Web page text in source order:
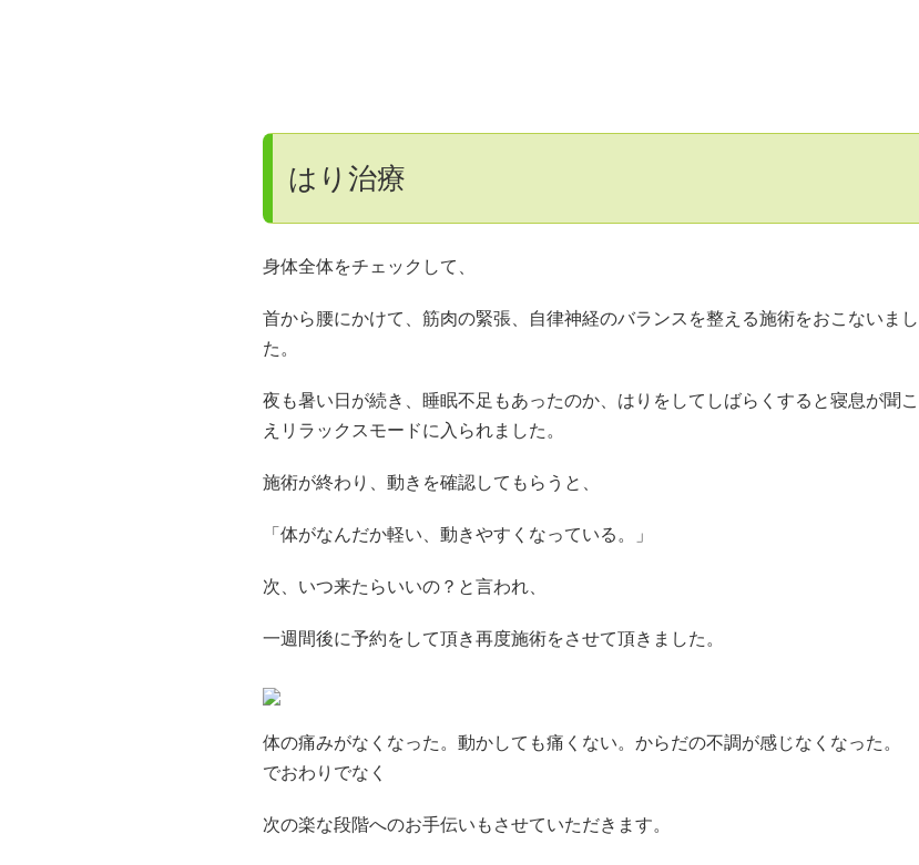
はり治療
身体全体をチェックして、
首から腰にかけて、筋肉の緊張、自律神経のバランスを整える施術をおこないまし
た。
夜も暑い日が続き、睡眠不足もあったのか、はりをしてしばらくすると寝息が聞こ
えリラックスモードに入られました。
施術が終わり、動きを確認してもらうと、
「体がなんだか軽い、動きやすくなっている。」
次、いつ来たらいいの？と言われ、
一週間後に予約をして頂き再度施術をさせて頂きました。
体の痛みがなくなった。動かしても痛くない。からだの不調が感じなくなった。
でおわりでなく
次の楽な段階へのお手伝いもさせていただきます。